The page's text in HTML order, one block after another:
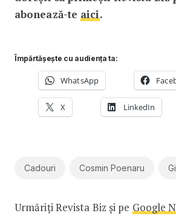
abonează-te aici.
Împărtășește cu audiența ta:
WhatsApp
X LinkedIn
Cadouri Cosmin Poenaru
Urmăriți Revista Biz și pe Google